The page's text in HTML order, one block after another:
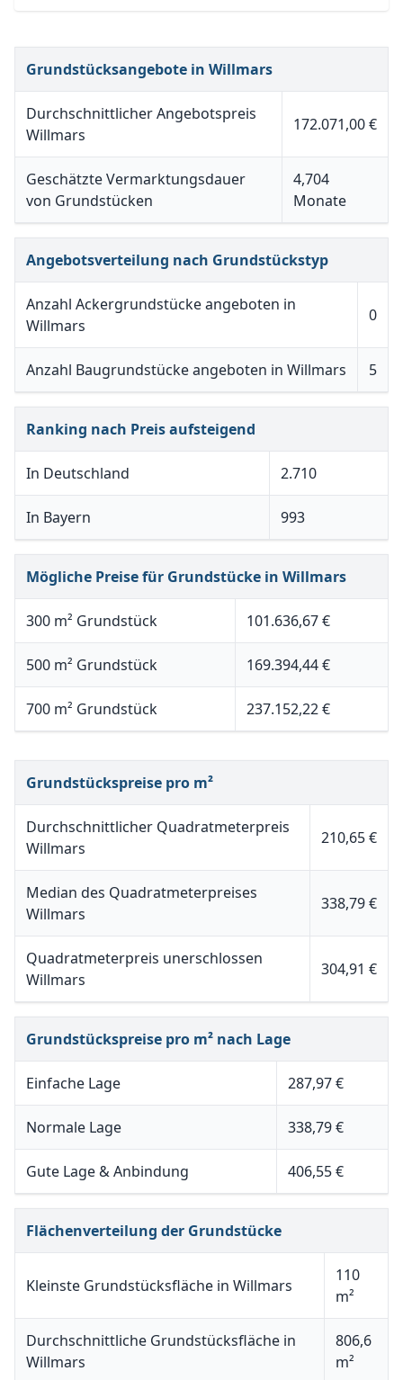
Grundstücksangebote in Willmars
Durchschnittlicher Angebotspreis
Willmars
172.071,00 €
Geschätzte Vermarktungsdauer
von Grundstücken
4,704
Monate
Angebotsverteilung nach Grundstückstyp
Anzahl Ackergrundstücke angeboten in
Willmars
0
Anzahl Baugrundstücke angeboten in Willmars 5
Ranking nach Preis aufsteigend
In Deutschland 2.710
In Bayern 993
Mögliche Preise für Grundstücke in Willmars
300 m² Grundstück 101.636,67 €
500 m² Grundstück 169.394,44 €
700 m² Grundstück 237.152,22 €
Grundstückspreise pro m²
Durchschnittlicher Quadratmeterpreis
Willmars
210,65 €
Median des Quadratmeterpreises
Willmars
338,79 €
Quadratmeterpreis unerschlossen
Willmars
304,91 €
Grundstückspreise pro m² nach Lage
Einfache Lage 287,97 €
Normale Lage 338,79 €
Gute Lage & Anbindung 406,55 €
Flächenverteilung der Grundstücke
Kleinste Grundstücksfläche in Willmars
110
m²
Durchschnittliche Grundstücksfläche in
Willmars
806,6
m²